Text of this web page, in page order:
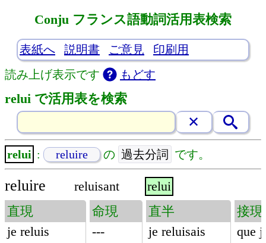
Conju フランス語動詞活用表検索
表紙へ 説明書 ご意見
印刷用
読み上げ表示です
もどす
relui で活用表を検索
relui : reluire の 過去分詞 です。
reluire reluisant
relui
直現
je reluis
命現
---
直半
je reluisais
接現
que